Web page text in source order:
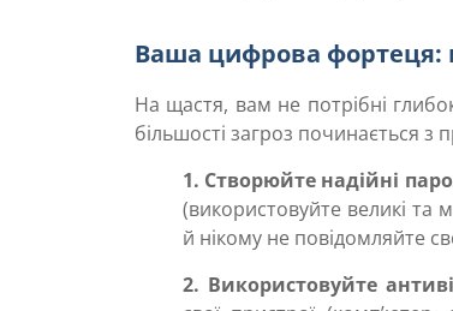
Ваша цифрова фортеця:
На щастя, вам не потрібні
більшості загроз починається з
1. Створюйте надійні
(використовуйте великі та
й нікому не повідомляйте
2. Використовуйте